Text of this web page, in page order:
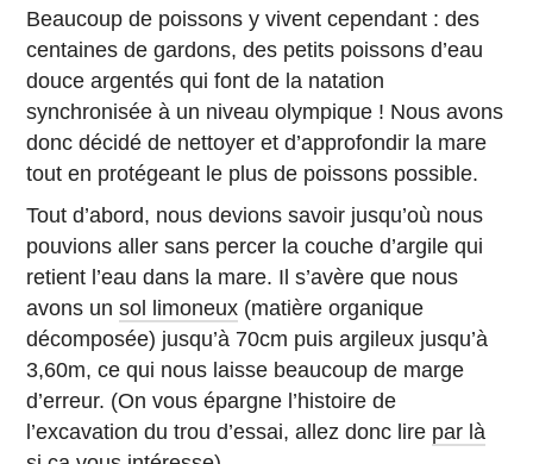
Beaucoup de poissons y vivent cependant : des
centaines de gardons, des petits poissons d’eau
douce argentés qui font de la natation
synchronisée à un niveau olympique ! Nous avons
donc décidé de nettoyer et d’approfondir la mare
tout en protégeant le plus de poissons possible.
Tout d’abord, nous devions savoir jusqu’où nous
pouvions aller sans percer la couche d’argile qui
retient l’eau dans la mare. Il s’avère que nous
avons unsol limoneux (matière organique
décomposée) jusqu’à 70cm puis argileux jusqu’à
3,60m, ce qui nous laisse beaucoup de marge
d’erreur. (On vous épargne l’histoire de
l’excavation du trou d’essai, allez donc lire par là